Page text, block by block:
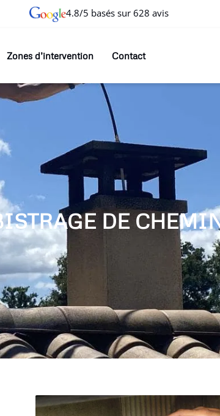
4.8/5 basés sur 628 avis
Zones d’intervention Contact
DE